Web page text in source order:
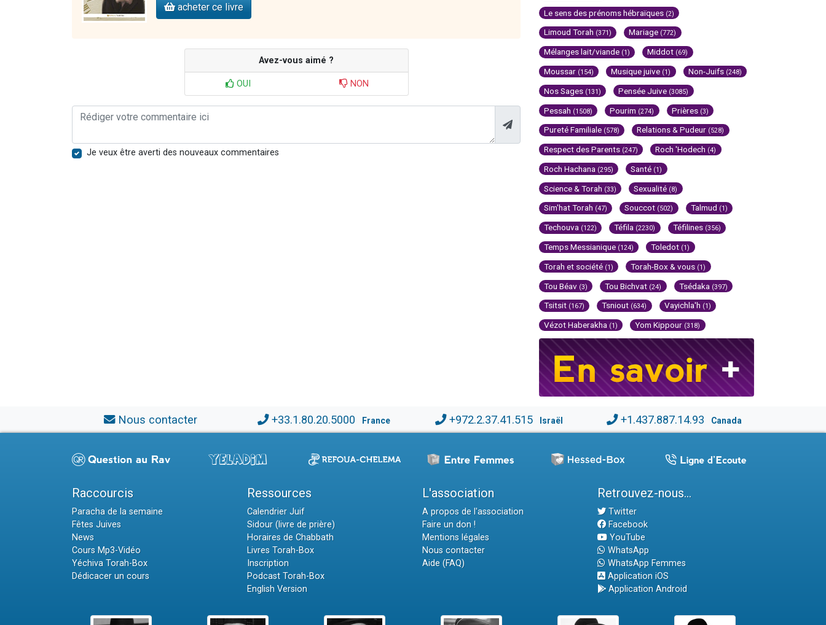
acheter ce livre
Avez-vous aimé ?
OUI NON
Je veux être averti des nouveaux commentaires
Le sens des prénoms hébraïques (2)
Limoud Torah (371) Mariage (772)
Mélanges lait/viande (1) Middot (69)
Moussar (154) Musique juive (1) Non-Juifs (248)
Nos Sages (131) Pensée Juive (3085)
Pessah (1508) Pourim (274) Prières (3)
Pureté Familiale (578) Relations & Pudeur (528)
Respect des Parents (247) Roch 'Hodech (4)
Roch Hachana (295) Santé (1)
Science & Torah (33) Sexualité (8)
Sim'hat Torah (47) Souccot (502) Talmud (1)
Techouva (122) Téfila (2230) Téfilines (356)
Temps Messianique (124) Toledot (1)
Torah et société (1) Torah-Box & vous (1)
Tou Béav (3) Tou Bichvat (24) Tsédaka (397)
Tsitsit (167) Tsniout (634) Vayichla'h (1)
Vézot Haberakha (1) Yom Kippour (318)
Nous contacter +33.1.80.20.5000 France +972.2.37.41.515 Israël +1.437.887.14.93 Canada
Raccourcis
Paracha de la semaine
Fêtes Juives
News
Cours Mp3-Vidéo
Yéchiva Torah-Box
Dédicacer un cours
Ressources
Calendrier Juif
Sidour (livre de prière)
Horaires de Chabbath
Livres Torah-Box
Inscription
Podcast Torah-Box
English Version
L'association
A propos de l'association
Faire un don !
Mentions légales
Nous contacter
Aide (FAQ)
Retrouvez-nous...
Twitter
Facebook
YouTube
WhatsApp
WhatsApp Femmes
Application iOS
Application Android